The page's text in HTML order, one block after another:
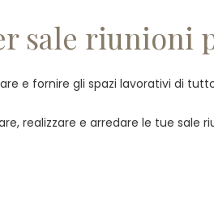
sale riunioni
e fornire gli spazi lavorativi di
realizzare e arredare le tue